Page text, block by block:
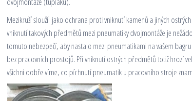
Mezikruží slouží jako ochrana proti vniknutí kamenů a jiných
vniknutí takových předmětů mezi pneumatiky dvojmontáže je
tomuto nebezpečí, aby nastalo mezi pneumatikami na vašem
bez pracovních prostojů. Při vniknutí ostrých předmětů totiž hrozí
všichni dobře víme, co píchnutí pneumatik u pracovního stroje